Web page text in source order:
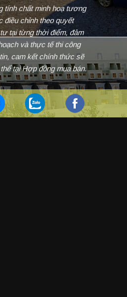
tính chất minh hoạ tương
điều chỉnh theo quyết
tại từng thời điểm, đảm
và thực tế thi công
cam kết chính thức sẽ
tại Hợp đồng mua bán.